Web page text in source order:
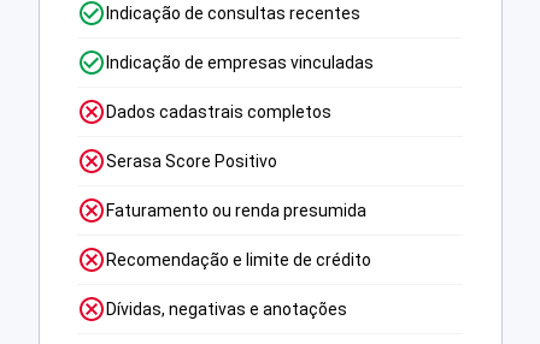
Indicação de consultas recentes
Indicação de empresas vinculadas
Dados cadastrais completos
Serasa Score Positivo
Faturamento ou renda presumida
Recomendação e limite de crédito
Dívidas, negativas e anotações